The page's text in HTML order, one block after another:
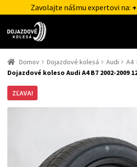
Zavolajte nášmu expertovi na:
Domov Dojazdové kolesá Audi A4
Dojazdové koleso Audi A4 B7 2002-2009
ZĽAVA!